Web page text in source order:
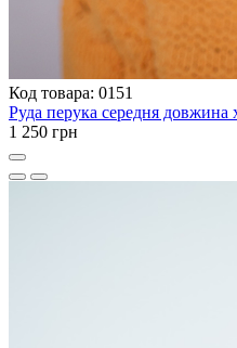
Код товара: 0151
Руда перука середня довжина
1 250 грн